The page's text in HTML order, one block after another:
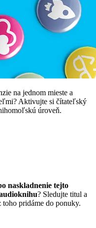
na jednom mieste a
Aktivujte si čítateľský
úroveň.
naskladnenie tejto
? Sledujte titul a
pridáme do ponuky.